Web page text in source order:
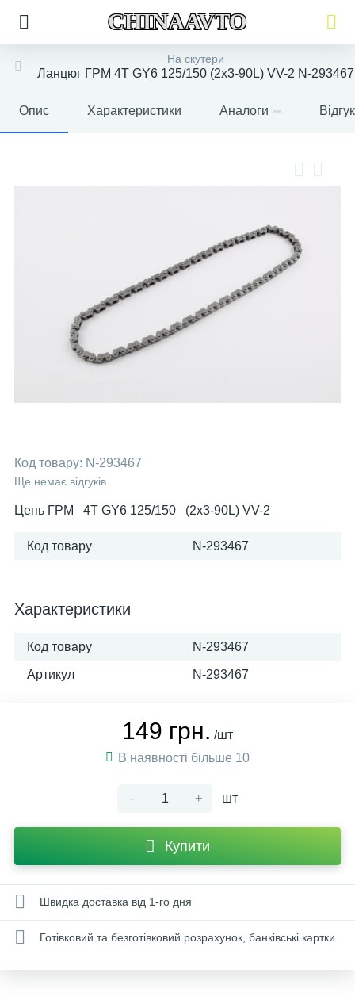
CHINAAVTO
На скутери
Ланцюг ГРМ 4T GY6 125/150 (2x3-90L) VV-2 N-293467
Опис Характеристики Аналоги
Код товару: N-293467
Ще немає відгуків
Цепь ГРМ 4T GY6 125/150 (2x3-90L) VV-2
Код товару N-293467
Характеристики
Код товару N-293467
Артикул N-293467
149 грн. /шт
В наявності більше 10
- + шт
Купити
Швидка доставка від 1-го дня
Готівковий та безготівковий розрахунок, банківські картки